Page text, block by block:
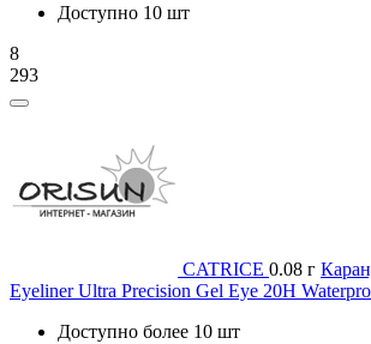
Доступно 10 шт
8
293
CATRICE 0.08 г
Eyeliner Ultra Precision Gel Eye 20H
Доступно более 10 шт